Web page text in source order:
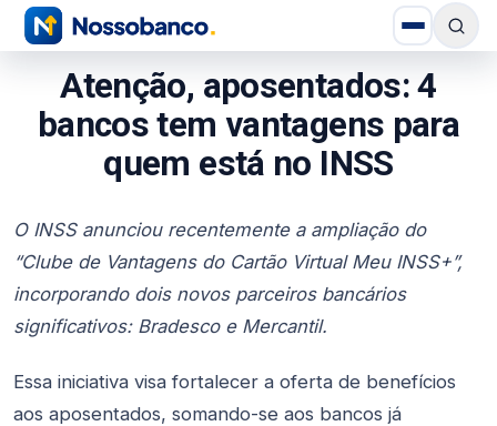
Atenção, aposentados: 4
bancos tem vantagens para
quem está no INSS
O INSS anunciou recentemente a ampliação do
“Clube de Vantagens do Cartão Virtual Meu INSS+”,
incorporando dois novos parceiros bancários
significativos: Bradesco e Mercantil.
Essa iniciativa visa fortalecer a oferta de benefícios
aos aposentados, somando-se aos bancos já